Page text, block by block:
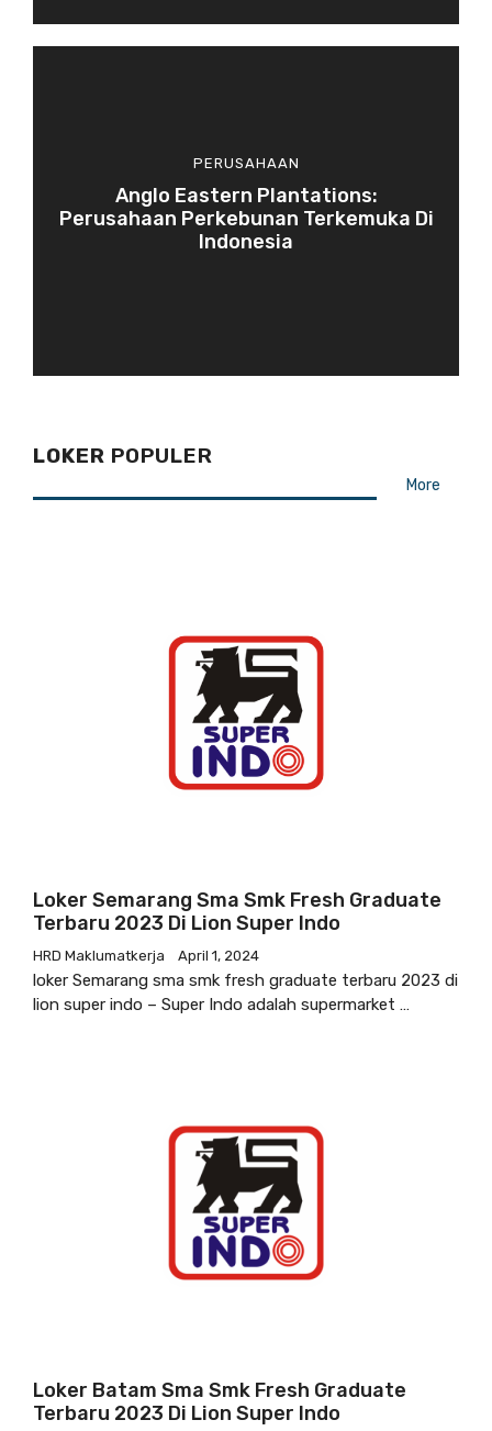
PERUSAHAAN
Anglo Eastern Plantations:
Perusahaan Perkebunan Terkemuka Di
Indonesia
LOKER POPULER
More
Loker Semarang Sma Smk Fresh Graduate
Terbaru 2023 Di Lion Super Indo
HRD Maklumatkerja April 1, 2024
loker Semarang sma smk fresh graduate terbaru 2023 di
lion super indo – Super Indo adalah supermarket …
Loker Batam Sma Smk Fresh Graduate
Terbaru 2023 Di Lion Super Indo